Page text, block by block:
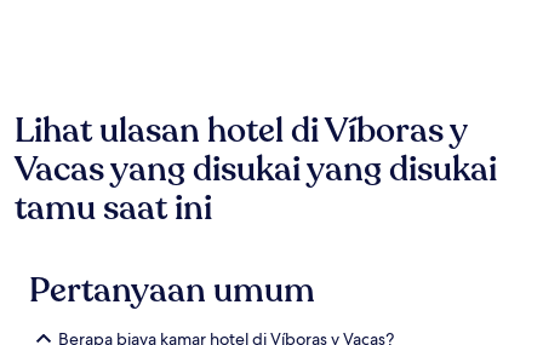
Lihat ulasan hotel di Víboras y
Vacas yang disukai yang disukai
tamu saat ini
Pertanyaan umum
Berapa biaya kamar hotel di Víboras y Vacas?